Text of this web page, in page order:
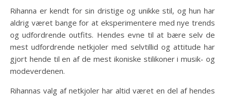
Rihanna er kendt for sin dristige og unikke stil, og hun har
aldrig været bange for at eksperimentere med nye trends
og udfordrende outfits. Hendes evne til at bære selv de
mest udfordrende netkjoler med selvtillid og attitude har
gjort hende til en af de mest ikoniske stilikoner i musik- og
modeverdenen.
Rihannas valg af netkjoler har altid været en del af hendes